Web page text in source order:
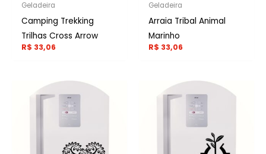
Geladeira
Camping Trekking
Trilhas Cross Arrow
R$ 33,06
Geladeira
Arraia Tribal Animal
Marinho
R$ 33,06